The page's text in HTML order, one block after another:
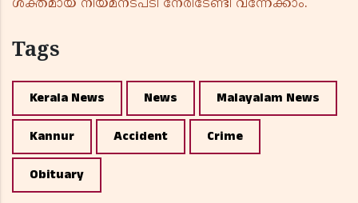
ശക്തമായ നിയമനടപടി നേരിടേണ്ടി വന്നേക്കാം.
Tags
Kerala News News Malayalam News
Kannur Accident Crime
Obituary